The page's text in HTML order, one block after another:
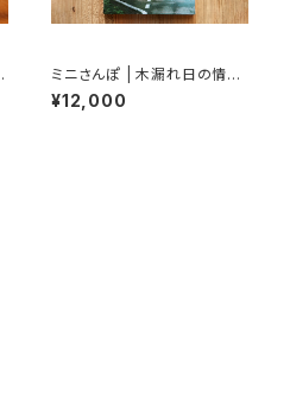
ミニさんぽ | 木漏れ日の情景
裏 Canvas Print / Classic
MINI (Rover MINI)
¥12,000